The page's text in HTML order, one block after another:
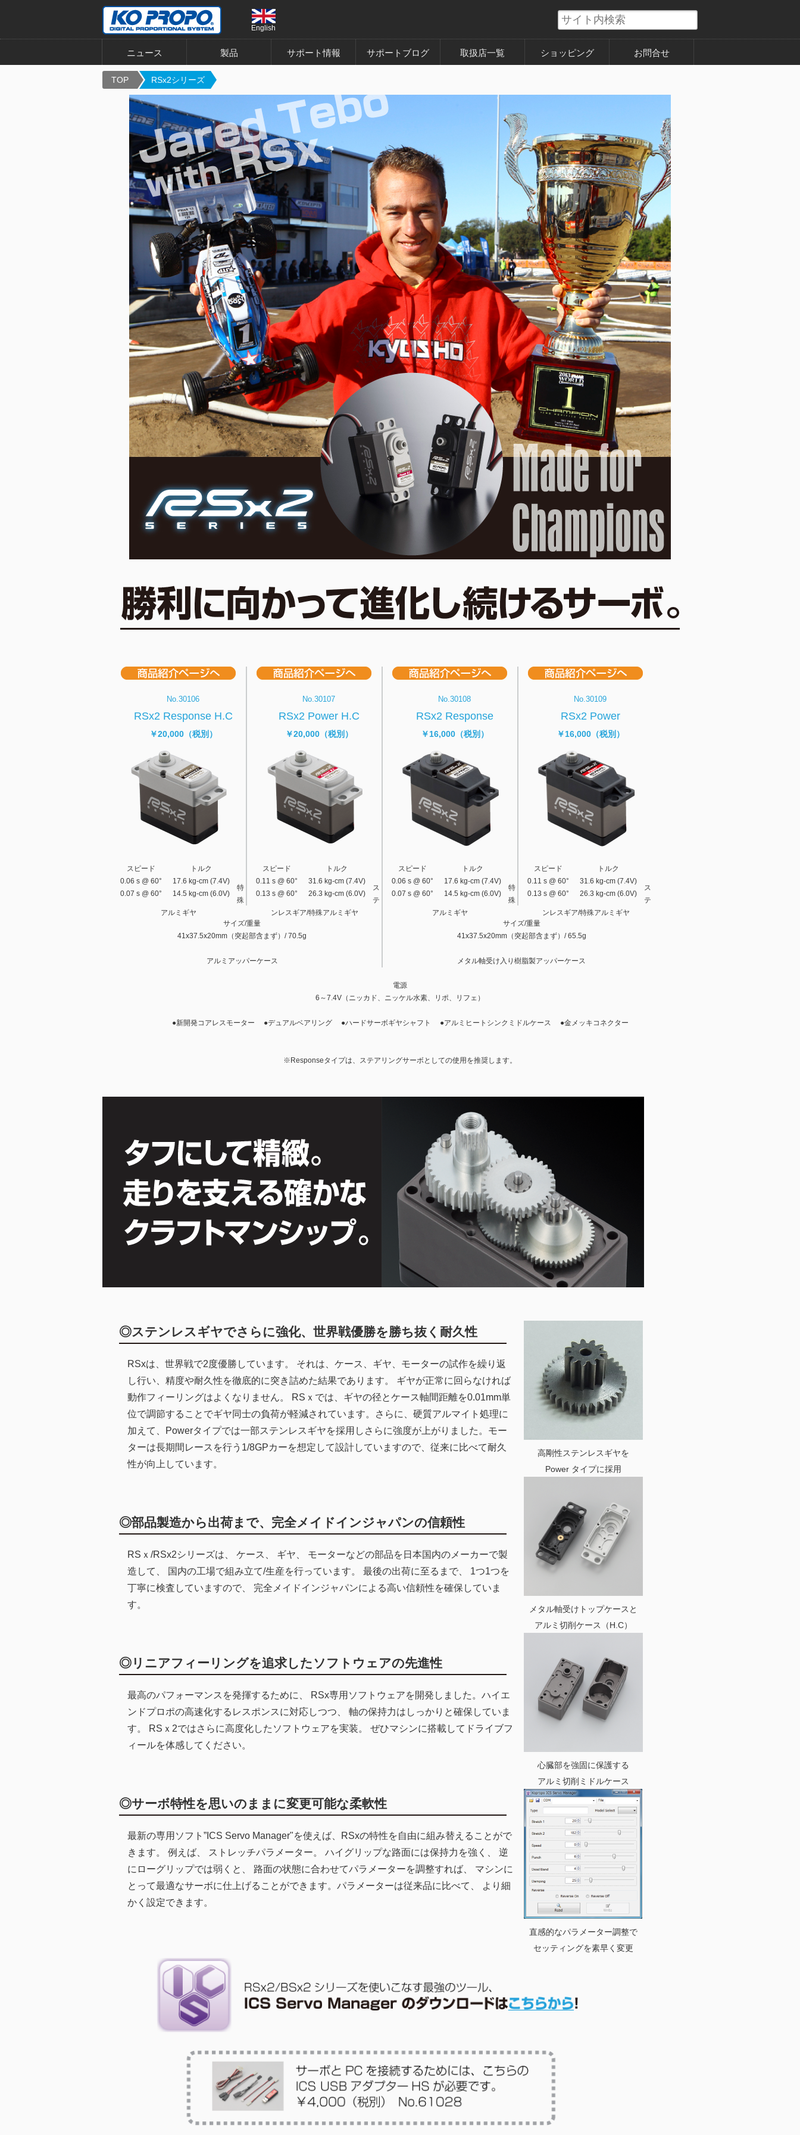
English
ニュース 製品 サポート情報 サポートブログ 取扱店一覧 ショッピング お問合せ
TOP RSx2シリーズ
No.30106
RSx2 Response H.C
￥20,000（税別）
スピード
0.06 s @ 60°
0.07 s @ 60°
トルク
17.6 kg-cm (7.4V)
14.5 kg-cm (6.0V)
特
殊
アルミギヤ
No.30107
RSx2 Power H.C
￥20,000（税別）
スピード
0.11 s @ 60°
0.13 s @ 60°
トルク
31.6 kg-cm (7.4V)
26.3 kg-cm (6.0V)
ス
テ
ンレスギア/特殊アルミギヤ
No.30108
RSx2 Response
￥16,000（税別）
スピード
0.06 s @ 60°
0.07 s @ 60°
トルク
17.6 kg-cm (7.4V)
14.5 kg-cm (6.0V)
特
殊
アルミギヤ
No.30109
RSx2 Power
￥16,000（税別）
スピード
0.11 s @ 60°
0.13 s @ 60°
トルク
31.6 kg-cm (7.4V)
26.3 kg-cm (6.0V)
ス
テ
ンレスギア/特殊アルミギヤ
サイズ/重量
41x37.5x20mm（突起部含まず）/ 70.5g
アルミアッパーケース
サイズ/重量
41x37.5x20mm（突起部含まず）/ 65.5g
メタル軸受け入り樹脂製アッパーケース
電源
6～7.4V（ニッカド、ニッケル水素、リポ、リフェ）
●新開発コアレスモーター ●デュアルベアリング ●ハードサーボギヤシャフト ●アルミヒートシンクミドルケース ●金メッキコネクター
※Responseタイプは、ステアリングサーボとしての使用を推奨します。
◎ステンレスギヤでさらに強化、世界戦優勝を勝ち抜く耐久性
RSxは、世界戦で2度優勝しています。 それは、ケース、ギヤ、モーターの試作を繰り返
し行い、精度や耐久性を徹底的に突き詰めた結果であります。 ギヤが正常に回らなければ
動作フィーリングはよくなりません。 RSｘでは、ギヤの径とケース軸間距離を0.01mm単
位で調節することでギヤ同士の負荷が軽減されています。さらに、硬質アルマイト処理に
加えて、Powerタイプでは一部ステンレスギヤを採用しさらに強度が上がりました。モー
ターは長期間レースを行う1/8GPカーを想定して設計していますので、従来に比べて耐久
性が向上しています。
◎部品製造から出荷まで、完全メイドインジャパンの信頼性
RSｘ/RSx2シリーズは、 ケース、 ギヤ、 モーターなどの部品を日本国内のメーカーで製
造して、 国内の工場で組み立て/生産を行っています。 最後の出荷に至るまで、 1つ1つを
丁寧に検査していますので、 完全メイドインジャパンによる高い信頼性を確保していま
す。
◎リニアフィーリングを追求したソフトウェアの先進性
最高のパフォーマンスを発揮するために、 RSx専用ソフトウェアを開発しました。ハイエ
ンドプロポの高速化するレスポンスに対応しつつ、 軸の保持力はしっかりと確保していま
す。 RSｘ2ではさらに高度化したソフトウェアを実装。 ぜひマシンに搭載してドライブフ
ィールを体感してください。
◎サーボ特性を思いのままに変更可能な柔軟性
最新の専用ソフト”ICS Servo Manager"を使えば、RSxの特性を自由に組み替えることがで
きます。 例えば、 ストレッチパラメーター。 ハイグリップな路面には保持力を強く、 逆
にローグリップでは弱くと、 路面の状態に合わせてパラメーターを調整すれば、 マシンに
とって最適なサーボに仕上げることができます。パラメーターは従来品に比べて、 より細
かく設定できます。
高剛性ステンレスギヤを
Power タイプに採用
メタル軸受けトップケースと
アルミ切削ケース（H.C）
心臓部を強固に保護する
アルミ切削ミドルケース
直感的なパラメーター調整で
セッティングを素早く変更